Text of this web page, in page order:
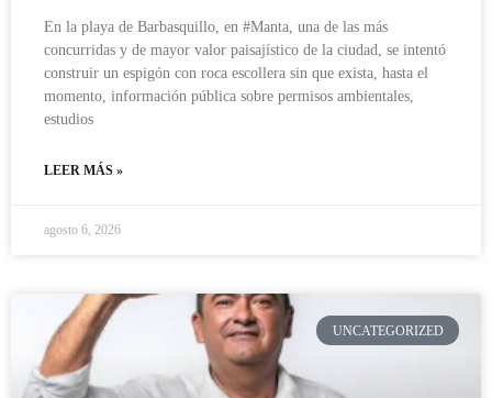
En la playa de Barbasquillo, en #Manta, una de las más
concurridas y de mayor valor paisajístico de la ciudad, se intentó
construir un espigón con roca escollera sin que exista, hasta el
momento, información pública sobre permisos ambientales,
estudios
LEER MÁS »
agosto 6, 2026
UNCATEGORIZED